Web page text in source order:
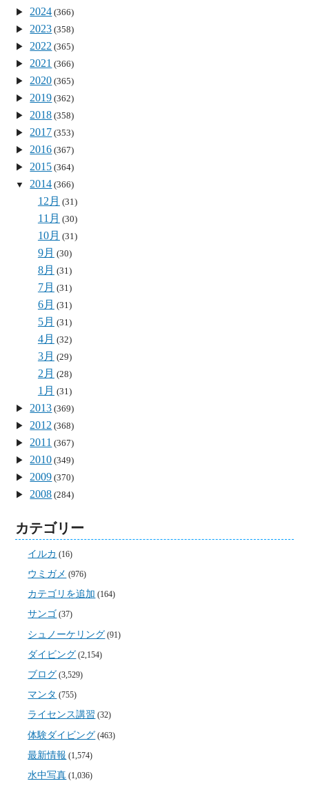
2024 (366)
2023 (358)
2022 (365)
2021 (366)
2020 (365)
2019 (362)
2018 (358)
2017 (353)
2016 (367)
2015 (364)
2014 (366)
12月 (31)
11月 (30)
10月 (31)
9月 (30)
8月 (31)
7月 (31)
6月 (31)
5月 (31)
4月 (32)
3月 (29)
2月 (28)
1月 (31)
2013 (369)
2012 (368)
2011 (367)
2010 (349)
2009 (370)
2008 (284)
カテゴリー
イルカ (16)
ウミガメ (976)
カテゴリを追加 (164)
サンゴ (37)
シュノーケリング (91)
ダイビング (2,154)
ブログ (3,529)
マンタ (755)
ライセンス講習 (32)
体験ダイビング (463)
最新情報 (1,574)
水中写真 (1,036)